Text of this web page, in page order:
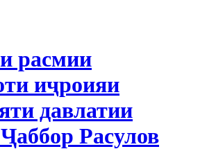
расмии
иҷроияи
давлатии
Расулов